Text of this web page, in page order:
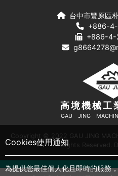
高境機械工
GAU JING
Copyright © 2022 GAU JING
Rights Reserved.
台中市豐原區
+886-4-
+886-4-
Cookies使用通知
為提供您最佳個人化且即時的服務